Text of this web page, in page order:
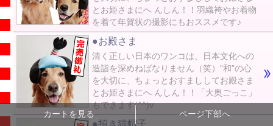
とお姫さまにへ んしん！！羽織袴やお着物
を着て年賀状の撮影にもおススメです♪
●お殿さま
清く正しい日本のワンコは、日本文化への
造詣を深めねばなりません（笑）“和”の心
を大切に、ちょっとおすまししてお殿さま
とお姫さまにへ んしん！！「大奥ごっこ」
もできます(^^)v
●招き猫帽子
カートを見る ページ下部へ